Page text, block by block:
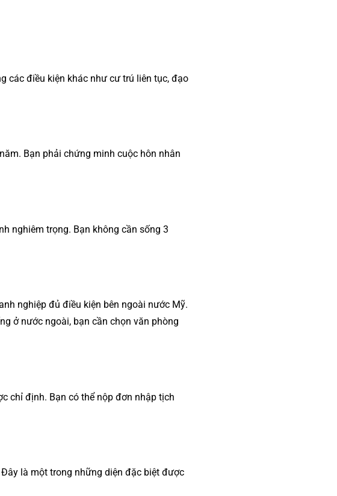
các điều kiện khác như cư trú liên tục, đạo
Bạn phải chứng minh cuộc hôn nhân
nghiêm trọng. Bạn không cần sống 3
nghiệp đủ điều kiện bên ngoài nước Mỹ.
ở nước ngoài, bạn cần chọn văn phòng
chỉ định. Bạn có thể nộp đơn nhập tịch
là một trong những diện đặc biệt được